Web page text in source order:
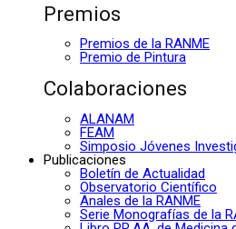
Premios
Premios de la RANME
Premio de Pintura
Colaboraciones
ALANAM
FEAM
Simposio Jóvenes
Publicaciones
Boletín de Actualidad
Observatorio Científico
Anales de la RANME
Serie Monografías de la